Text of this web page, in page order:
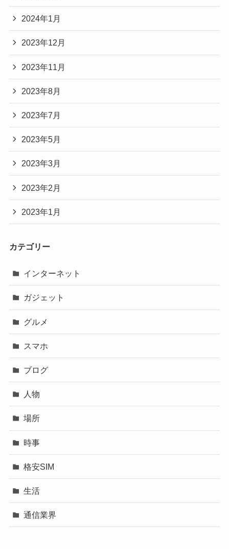
2024年1月
2023年12月
2023年11月
2023年8月
2023年7月
2023年5月
2023年3月
2023年2月
2023年1月
カテゴリー
インターネット
ガジェット
グルメ
スマホ
ブログ
人物
場所
時事
格安SIM
生活
通信業界